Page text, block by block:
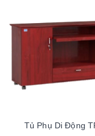
Tủ Phụ Di Động